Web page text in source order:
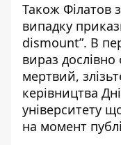
Також Філатов
випадку
dismount”. В
вираз
мертвий,
керівництва
університету
на момент